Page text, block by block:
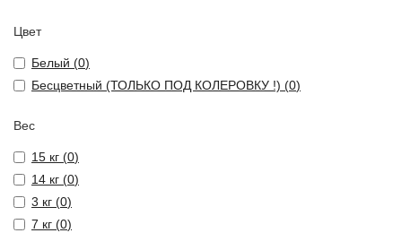
Цвет
Белый (0)
Бесцветный (ТОЛЬКО ПОД КОЛЕРОВКУ !) (0)
Вес
15 кг (0)
14 кг (0)
3 кг (0)
7 кг (0)